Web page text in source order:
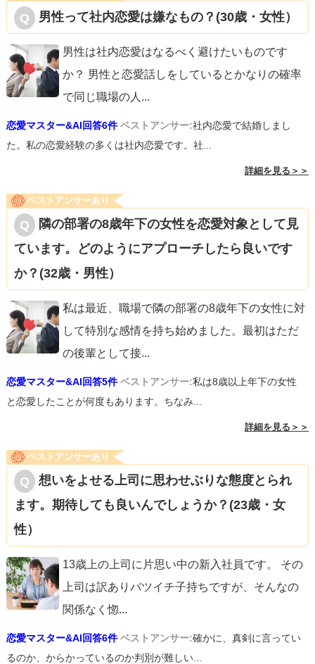
男性って社内恋愛は嫌なもの？(30歳・女性）
男性は社内恋愛はなるべく避けたいものです
か？ 男性と恋愛話しをしているとかなりの確率
で同じ職場の人 ...
恋愛マスター&AI回答6件 ベストアンサー:社内恋愛で結婚しまし
た。私の恋愛経験の多くは社内恋愛です。社...
詳細を見る＞＞
ベストアンサーあり
隣の部署の8歳年下の女性を恋愛対象として見
ています。どのようにアプローチしたら良いです
か？(32歳・男性）
私は最近、職場で隣の部署の8歳年下の女性に対
して特別な感情を持ち始めました。最初はただ
の後輩として接...
恋愛マスター&AI回答5件 ベストアンサー:私は8歳以上年下の女性
と恋愛したことが何度もあります。ちなみ...
詳細を見る＞＞
ベストアンサーあり
想いをよせる上司に思わせぶりな態度とられ
ます。期待しても良いんでしょうか？(23歳・女
性）
13歳上の上司に片思い中の新入社員です。 その
上司は訳ありバツイチ子持ちですが、そんなの
関係なく惚...
恋愛マスター&AI回答6件 ベストアンサー:確かに、真剣に言ってい
るのか、からかっているのか判別が難しい...